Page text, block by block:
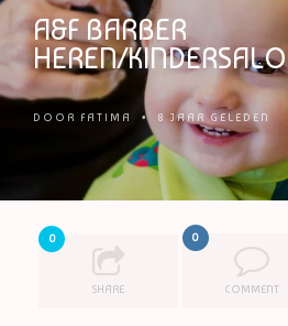
A&F BARBER
HEREN/
DOOR FATIMA • 8 JAAR GELEDEN
0
SHARE
0
COMMENT